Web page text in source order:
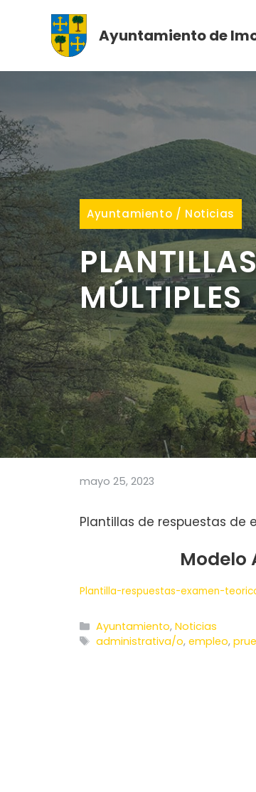
contenido
Ayuntamiento de
Ayuntamiento / Noticias
MÚLTIPLES
mayo 25, 2023
Plantillas de respuestas de
Modelo
Plantilla-respuestas-examen-
Categorías
Ayuntamiento,Noticias
Etiquetas
administrativa/o,empleo,